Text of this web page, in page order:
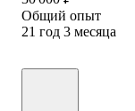
Общий опыт
21 год 3 месяца